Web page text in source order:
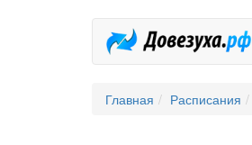
Главная Расписания